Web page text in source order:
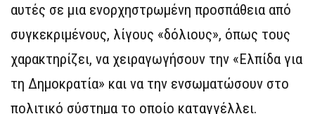
αυτές σε μια ενορχηστρωμένη προσπάθεια από
συγκεκριμένους, λίγους «δόλιους», όπως τους
χαρακτηρίζει, να χειραγωγήσουν την «Ελπίδα για
τη Δημοκρατία» και να την ενσωματώσουν στο
πολιτικό σύστημα το οποίο καταγγέλλει.